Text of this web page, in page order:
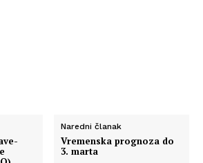
Naredni članak
Vremenska prognoza do
3. marta